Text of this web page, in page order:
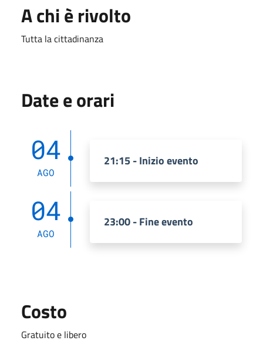
A chi è rivolto
Tutta la cittadinanza
Date e orari
04
AGO
21:15 - Inizio evento
04
AGO
23:00 - Fine evento
Costo
Gratuito e libero